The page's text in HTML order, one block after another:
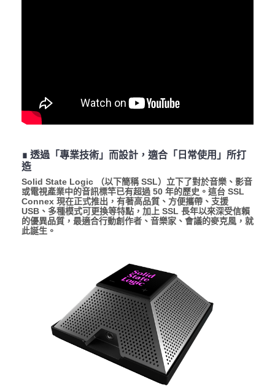
∎ 透過「專業技術」而設計，適合「日常使用」所打
造
Solid State Logic （以下簡稱 SSL）立下了對於音樂、影音
或電視產業中的音訊標竿已有超過 50 年的歷史。這台 SSL
Connex 現在正式推出，有著高品質、方便攜帶、支援
USB、多種模式可更換等特點，加上 SSL 長年以來深受信賴
的優異品質，最適合行動創作者、音樂家、會議的麥克風，就
此誕生。